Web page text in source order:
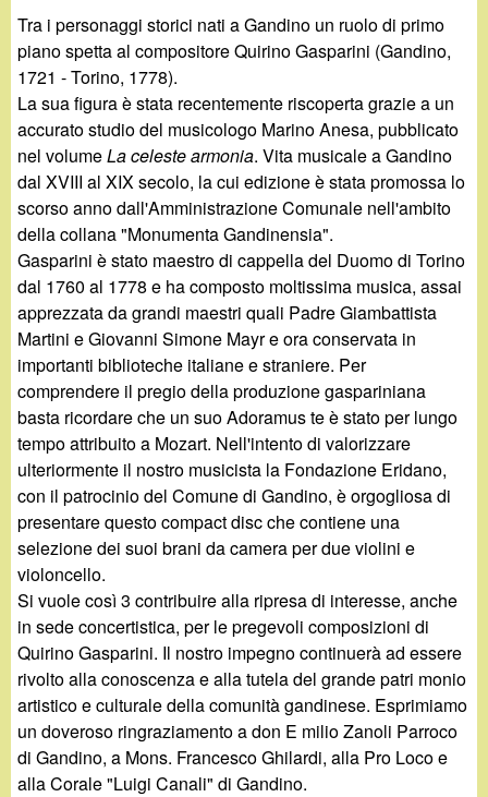
i
n
o
.
i
t
c
a
Tra i personaggi storici nati a Gandino un ruolo di primo
piano spetta al compositore Quirino Gasparini (Gandino,
1721 - Torino, 1778).
La sua figura è stata recentemente riscoperta grazie a un
accurato studio del musicologo Marino Anesa, pubblicato
nel volumeLa celeste armonia. Vita musicale a Gandino
dal XVIII al XIX secolo, la cui edizione è stata promossa lo
scorso anno dall'Amministrazione Comunale nell'ambito
della collana "Monumenta Gandinensia".
Gasparini è stato maestro di cappella del Duomo di Torino
dal 1760 al 1778 e ha composto moltissima musica, assai
apprezzata da grandi maestri quali Padre Giambattista
Martini e Giovanni Simone Mayr e ora conservata in
importanti biblioteche italiane e straniere. Per
comprendere il pregio della produzione gaspariniana
basta ricordare che un suo Adoramus te è stato per lungo
tempo attribuito a Mozart. Nell'intento di valorizzare
ulteriormente il nostro musicista la Fondazione Eridano,
con il patrocinio del Comune di Gandino, è orgogliosa di
presentare questo compact disc che contiene una
selezione dei suoi brani da camera per due violini e
violoncello.
Si vuole così 3 contribuire alla ripresa di interesse, anche
in sede concertistica, per le pregevoli composizioni di
Quirino Gasparini. Il nostro impegno continuerà ad essere
rivolto alla conoscenza e alla tutela del grande patri monio
artistico e culturale della comunità gandinese. Esprimiamo
un doveroso ringraziamento a don E milio Zanoli Parroco
di Gandino, a Mons. Francesco Ghilardi, alla Pro Loco e
alla Corale "Luigi Canali" di Gandino.